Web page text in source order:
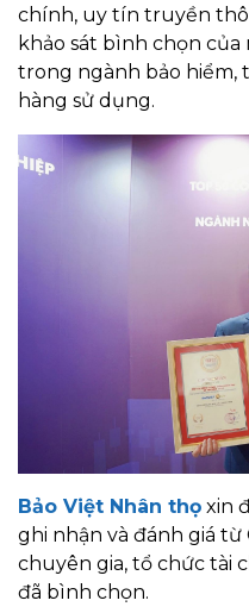
chính, uy tín truyền
khảo sát bình chọn
trong ngành bảo hiểm,
hàng sử dụng.
Bảo Việt Nhân thọ xin
ghi nhận và đánh giá
chuyên gia, tổ chức tài
đã bình chọn.